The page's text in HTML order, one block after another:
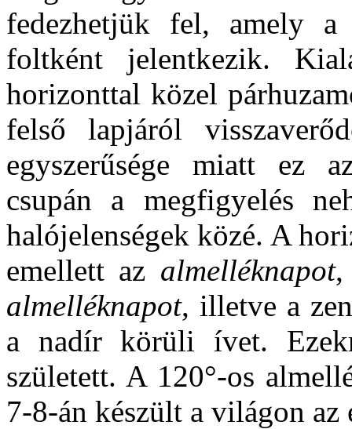
fedezhetjük fel, amely
foltként jelentkezik.
horizonttal közel
felső lapjáról
egyszerűsége miatt ez
csupán a megfigyelés
halójelenségek közé. A
emellett az almelléknapot
almelléknapot, illetve a
a nadír körüli ívet.
született. A 120°-os
7-8-án készült a világon